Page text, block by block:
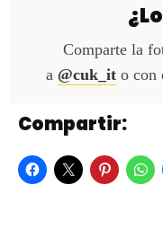
Comparte la
a @cuk_it o con
Compartir: